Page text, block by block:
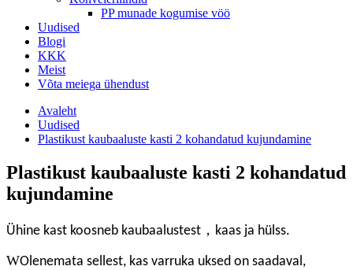
PP munade kogumise vöö
Uudised
Blogi
KKK
Meist
Võta meiega ühendust
Avaleht
Uudised
Plastikust kaubaaluste kasti 2 kohandatud kujundamine
Plastikust kaubaaluste kasti 2 kohandatud
kujundamine
Ühine kast koosneb kaubaalustest ， kaas ja hülss.
WOlenemata sellest, kas varruka uksed on saadaval,